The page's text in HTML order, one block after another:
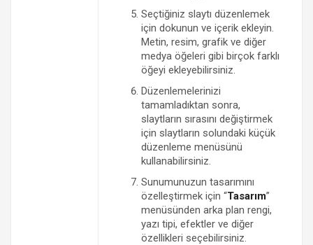
Seçtiğiniz slaytı düzenlemek
için dokunun ve içerik ekleyin.
Metin, resim, grafik ve diğer
medya öğeleri gibi birçok farklı
öğeyi ekleyebilirsiniz.
Düzenlemelerinizi
tamamladıktan sonra,
slaytların sırasını değiştirmek
için slaytların solundaki küçük
düzenleme menüsünü
kullanabilirsiniz.
Sunumunuzun tasarımını
özelleştirmek için “Tasarım”
menüsünden arka plan rengi,
yazı tipi, efektler ve diğer
özellikleri seçebilirsiniz.